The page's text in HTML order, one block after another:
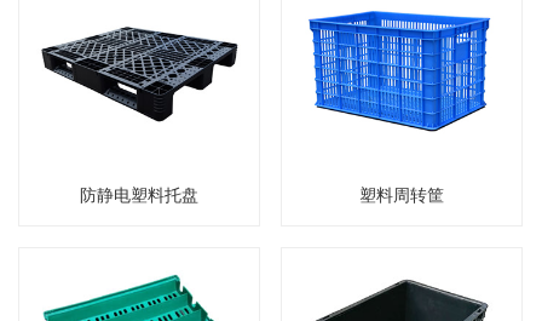
防静电塑料托盘 塑料周转筐